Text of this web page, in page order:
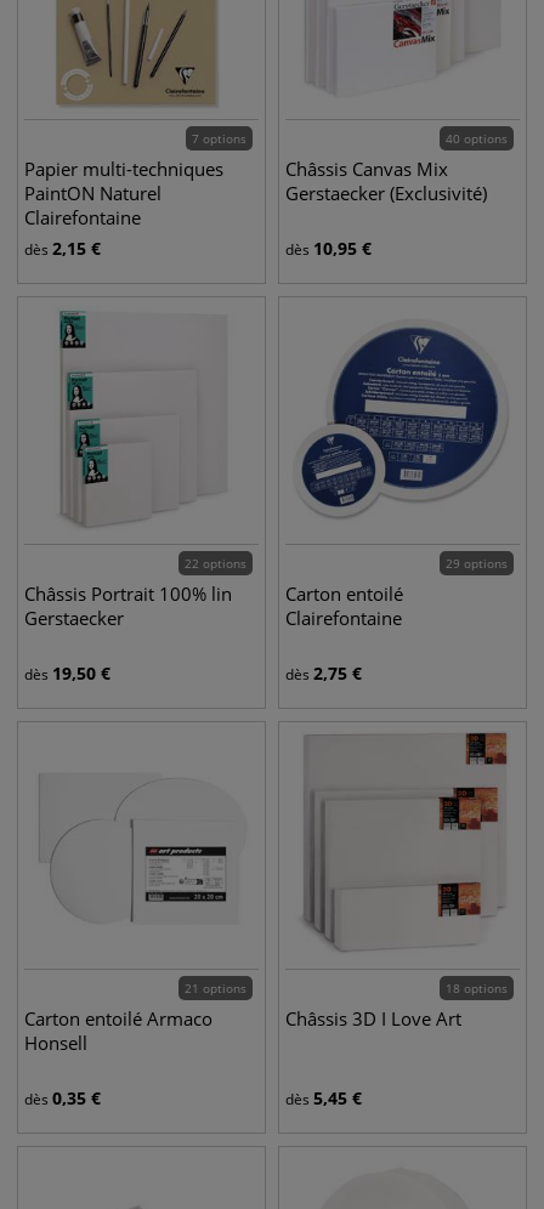
7 options
Papier multi-techniques
PaintON Naturel
Clairefontaine
dès 2,15 €
40 options
Châssis Canvas Mix
Gerstaecker (Exclusivité)
dès 10,95 €
22 options
Châssis Portrait 100% lin
Gerstaecker
dès 19,50 €
29 options
Carton entoilé
Clairefontaine
dès 2,75 €
21 options
Carton entoilé Armaco
Honsell
dès 0,35 €
18 options
Châssis 3D I Love Art
dès 5,45 €